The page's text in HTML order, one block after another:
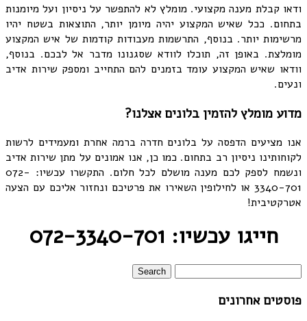
ודאו קבלת מענה מקצועי. מומלץ לא להתפשר על ניסיון ועל מיומנות
בתחום. ככל שאיש המקצוע יהיה מיומן יותר, התוצאות בשטח יהיו
מרשימות יותר. בנוסף, התרשמות מעבודות קודמות של איש המקצוע
מומלצת. באופן זה, תוכלו לוודא שסגנונו מדבר אל לבכם. בנוסף,
וודאו שאיש המקצוע עומד בזמנים להם התחייב ומספק שירות אדיב
ונעים.
מדוע מומלץ להזמין בלונים אצלנו?
אנו מציעים הדפסה על בלונים חדרה ברמה אחרת ומעמידים לרשות
לקוחותינו ניסיון רב בתחום. כמו כן, אנו אמונים על מתן שירות אדיב
ונשמח לספק לכם מענה מושלם לכל חלום. התקשרו עכשיו: 072-
3340-701 או לחילופין השאירו את פרטיכם ונחזור אליכם עם הצעה
אטרקטיבית!
חייגו עכשיו: 072-3340-701
פוסטים אחרונים